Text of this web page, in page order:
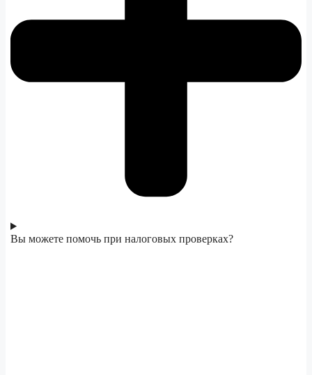
Вы можете помочь при налоговых проверках?